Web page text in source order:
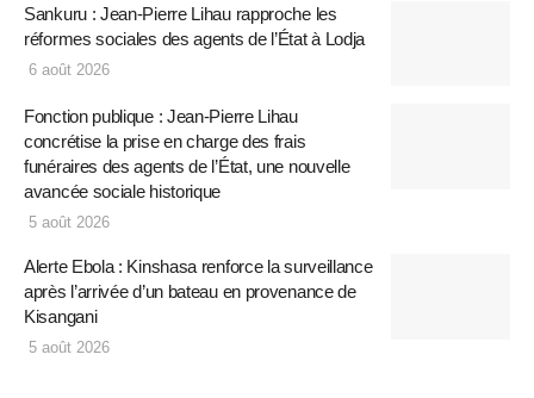
Sankuru : Jean-Pierre Lihau rapproche les
réformes sociales des agents de l’État à Lodja
6 août 2026
Fonction publique : Jean-Pierre Lihau
concrétise la prise en charge des frais
funéraires des agents de l’État, une nouvelle
avancée sociale historique
5 août 2026
Alerte Ebola : Kinshasa renforce la surveillance
après l’arrivée d’un bateau en provenance de
Kisangani
5 août 2026